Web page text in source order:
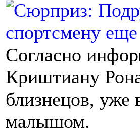
Согласно
Криштиану
близнецов, уже
малышом.